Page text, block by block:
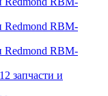
Redmond RBM-
Redmond RBM-
запчасти и